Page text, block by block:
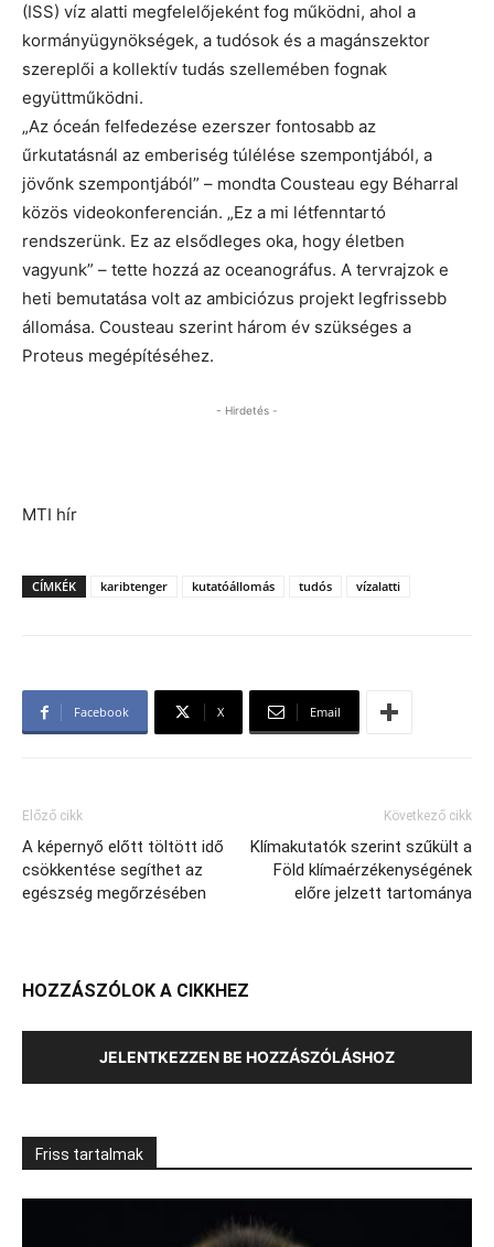
(ISS) víz alatti megfelelőjeként fog működni, ahol a
kormányügynökségek, a tudósok és a magánszektor
szereplői a kollektív tudás szellemében fognak
együttműködni.
„Az óceán felfedezése ezerszer fontosabb az
űrkutatásnál az emberiség túlélése szempontjából, a
jövőnk szempontjából” – mondta Cousteau egy Béharral
közös videokonferencián. „Ez a mi létfenntartó
rendszerünk. Ez az elsődleges oka, hogy életben
vagyunk” – tette hozzá az oceanográfus. A tervrajzok e
heti bemutatása volt az ambiciózus projekt legfrissebb
állomása. Cousteau szerint három év szükséges a
Proteus megépítéséhez.
- Hirdetés -
MTI hír
CÍMKÉK karibtenger kutatóállomás tudós vízalatti
Facebook X Email
Előző cikk
A képernyő előtt töltött idő
csökkentése segíthet az
egészség megőrzésében
Következő cikk
Klímakutatók szerint szűkült a
Föld klímaérzékenységének
előre jelzett tartománya
HOZZÁSZÓLOK A CIKKHEZ
JELENTKEZZEN BE HOZZÁSZÓLÁSHOZ
Friss tartalmak